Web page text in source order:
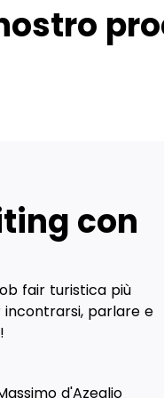
con
fair turistica più
parlare e
d'Azeglio